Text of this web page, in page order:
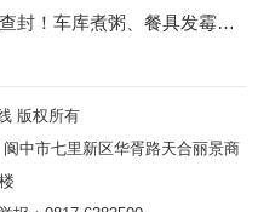
封！车库煮粥、餐具发霉…
版权所有
中市七里新区华胥路天合丽景商